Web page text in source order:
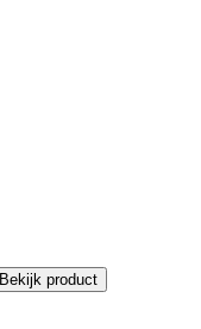
Bekijk product